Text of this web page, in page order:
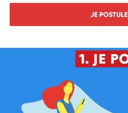
JE POSTULE